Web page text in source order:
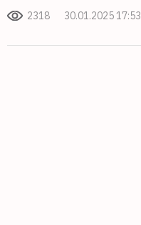
2318 30.01.2025 17:53